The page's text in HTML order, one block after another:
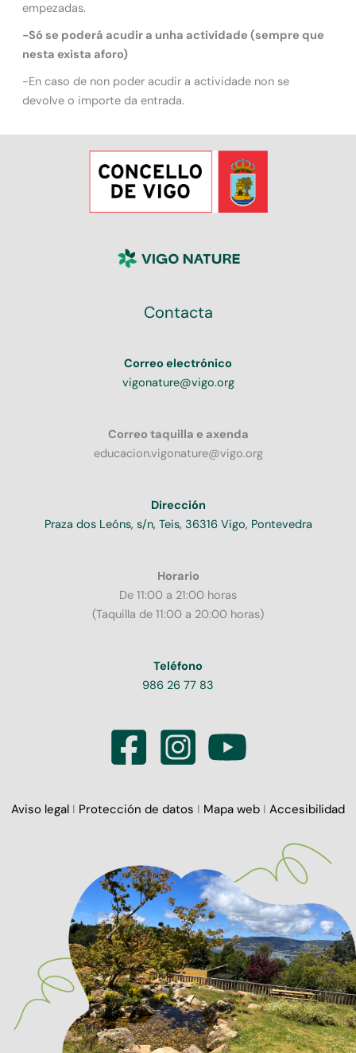
empezadas.
-Só se poderá acudir a unha actividade (sempre que
nesta exista aforo)
-En caso de non poder acudir a actividade non se
devolve o importe da entrada.
Contacta
Correo electrónico
vigonature@vigo.org
Correo taquilla e axenda
educacion.vigonature@vigo.org
Dirección
Praza dos Leóns, s/n, Teis, 36316 Vigo, Pontevedra
Horario
De 11:00 a 21:00 horas
(Taquilla de 11:00 a 20:00 horas)
Teléfono
986 26 77 83
Aviso legal I Protección de datos I Mapa web I Accesibilidad